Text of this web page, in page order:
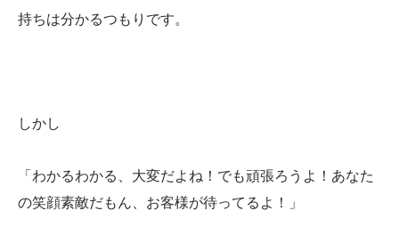
持ちは分かるつもりです。
しかし
「わかるわかる、大変だよね！でも頑張ろうよ！あなた
の笑顔素敵だもん、お客様が待ってるよ！」